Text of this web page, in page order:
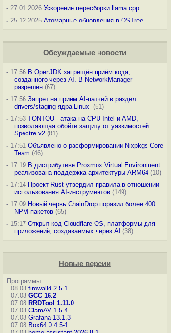
-27.01.2026 Ускорение пересборки llama.cpp
-25.12.2025 Атомарные обновления в OSTree
Обсуждаемые новости
-17:56 В OpenJDK запрещён приём кода,
созданного через AI. В NetworkManager
разрешён(67)
-17:56 Запрет на приём AI-патчей в раздел
drivers/staging ядра Linux
(51)
-17:53 TONTOU - атака на CPU Intel и AMD,
позволяющая обойти защиту от уязвимостей
Spectre v2(81)
-17:51 Объявлено о расформировании Nixpkgs Core
Team (46)
-17:19 В дистрибутиве Proxmox Virtual Environment
реализована поддержка архитектуры ARM64(10)
-17:14 Проект Rust утвердил правила в отношении
использования AI-инструментов(149)
-17:09 Новый червь ChainDrop поразил более 400
NPM-пакетов(65)
-15:17 Открыт код Cloudflare OS, платформы для
приложений, создаваемых через AI (38)
Новые версии
Программы:
08.08 firewalld 2.5.1
07.08 GCC 16.2
07.08 RRDTool 1.11.0
07.08 ClamAV 1.5.4
07.08 Grafana 13.1.3
07.08 Box64 0.4.5-1